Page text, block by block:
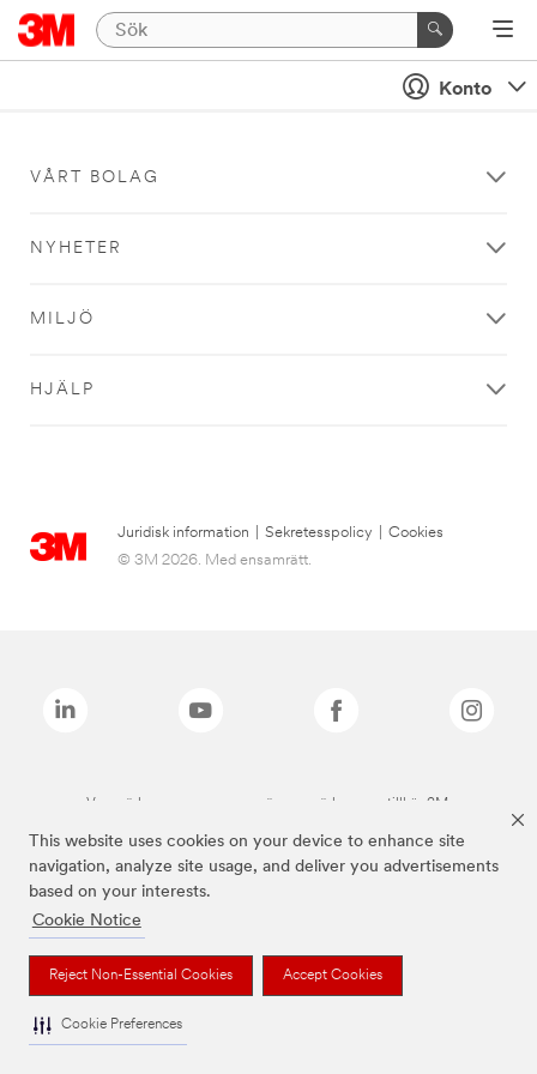
This website uses cookies on your device to enhance site
navigation, analyze site usage, and deliver you advertisements
based on your interests.
Cookie Notice
Reject Non-Essential Cookies Accept Cookies
Cookie Preferences
Konto
VÅRT BOLAG
NYHETER
MILJÖ
HJÄLP
Juridisk information Sekretesspolicy
Cookies
© 3M 2026. Med ensamrätt.
Varumärken som anges ovan är varumärken som tillhör 3M.